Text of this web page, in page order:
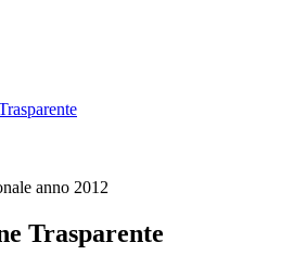
anno 2012
Trasparente